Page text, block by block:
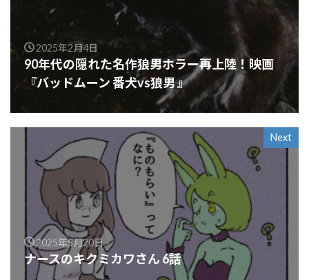
2025年2月4日
90年代の隠れた名作狼男ホラー再上陸！映画
『バッドムーン 番犬vs狼男 』
Next
2025年5月20日
ナースのキクミカワさん 6話